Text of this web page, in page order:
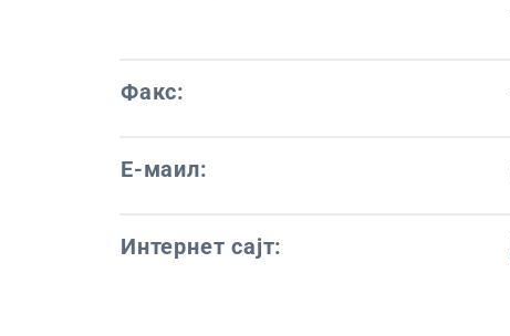
Факс:
Е-маил:
Интернет сајт: